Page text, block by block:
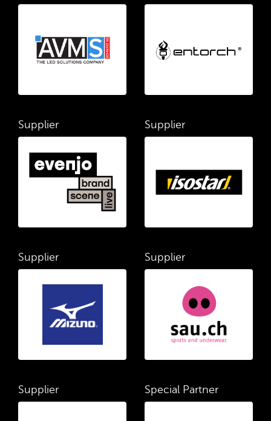
Supplier Supplier
Supplier Supplier
Supplier Special Partner